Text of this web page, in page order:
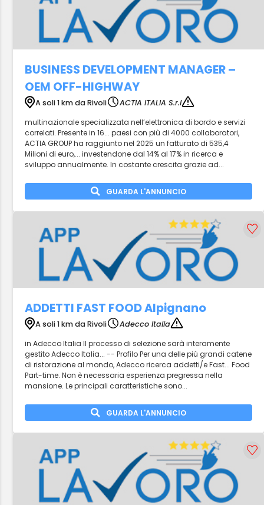
BUSINESS DEVELOPMENT MANAGER –
OEM OFF-HIGHWAY
A soli 1 km da Rivoli
ACTIA ITALIA S.r.l
multinazionale specializzata nell’elettronica di bordo e servizi
correlati. Presente in 16... paesi con più di 4000 collaboratori,
ACTIA GROUP ha raggiunto nel 2025 un fatturato di 535,4
Milioni di euro,... investendone dal 14% al 17% in ricerca e
sviluppo annualmente. In costante crescita grazie ad...
GUARDA L'ANNUNCIO
ADDETTI FAST FOOD Alpignano
A soli 1 km da Rivoli
Adecco Italia
in Adecco Italia Il processo di selezione sarà interamente
gestito Adecco Italia... -- Profilo Per una delle più grandi catene
di ristorazione al mondo, Adecco ricerca addetti/e Fast... Food
Part-time. Non è necessaria esperienza pregressa nella
mansione. Le principali caratteristiche sono...
GUARDA L'ANNUNCIO